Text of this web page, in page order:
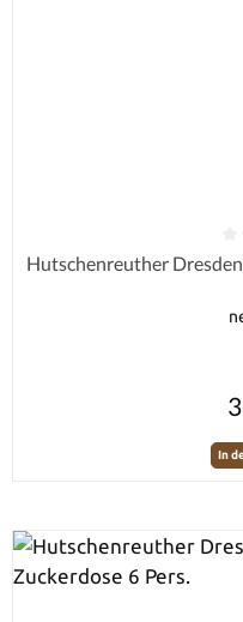
Durchschnittliche
Hutschenreuther
In